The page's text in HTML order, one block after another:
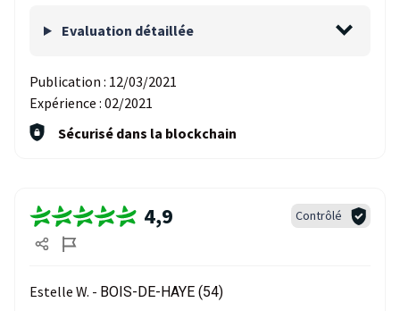
Evaluation détaillée
Publication : 12/03/2021
Expérience : 02/2021
Sécurisé dans la blockchain
4,9 Contrôlé
Estelle W. - BOIS-DE-HAYE (54)